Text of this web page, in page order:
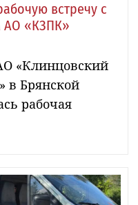
встречу с
АО «КЗПК»
«Клинцовский
в Брянской
рабочая